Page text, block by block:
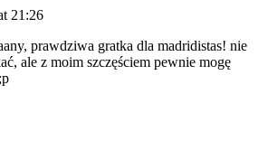
21:26
prawdziwa gratka dla madridistas! nie
ale z moim szczęściem pewnie mogę